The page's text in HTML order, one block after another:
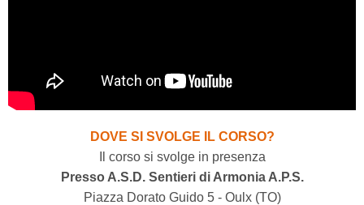
DOVE SI SVOLGE IL CORSO?
Il corso si svolge in presenza
Presso A.S.D. Sentieri di Armonia A.P.S.
Piazza Dorato Guido 5 - Oulx (TO)